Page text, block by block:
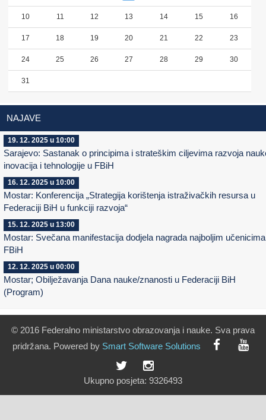
10 11 12 13 14 15 16
17 18 19 20 21 22 23
24 25 26 27 28 29 30
31
NAJAVE
19. 12. 2025 u 10:00
Sarajevo: Sastanak o principima i strateškim ciljevima razvoja
inovacija i tehnologije u FBiH
16. 12. 2025 u 10:00
Mostar: Konferencija „Strategija korištenja istraživačkih resursa u
Federaciji BiH u funkciji razvoja“
15. 12. 2025 u 13:00
Mostar: Svečana manifestacija dodjela nagrada najboljim
FBiH
12. 12. 2025 u 00:00
Mostar; Obilježavanja Dana nauke/znanosti u Federaciji BiH
(Program)
© 2016 Federalno ministarstvo obrazovanja i nauke. Sva prava
pridržana. Powered by Smart Software Solutions
Ukupno posjeta: 9326493